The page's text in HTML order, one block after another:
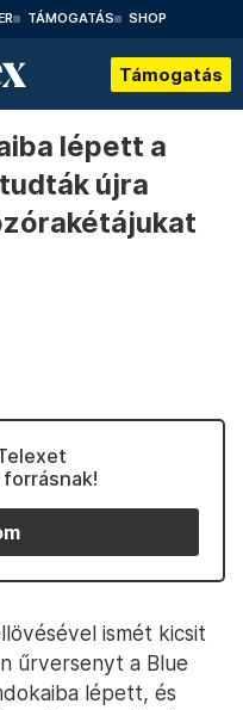
TÁMOGATÁS SHOP
Támogatás
lépett a
újra
ismét kicsit
űrversenyt a Blue
lépett, és